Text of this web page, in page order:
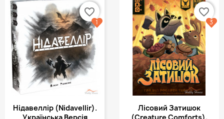
Нідавеллір (Nidavellir).
favorite_border
1
Лісовий Затишок
favorite_border
3